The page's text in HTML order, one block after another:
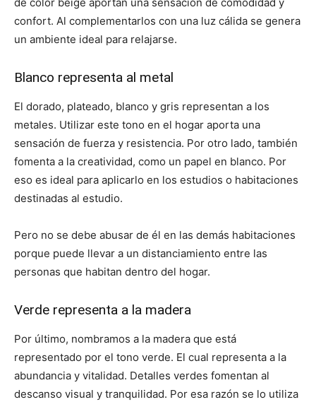
de color beige aportan una sensación de comodidad y
confort. Al complementarlos con una luz cálida se genera
un ambiente ideal para relajarse.
Blanco representa al metal
El dorado, plateado, blanco y gris representan a los
metales. Utilizar este tono en el hogar aporta una
sensación de fuerza y resistencia. Por otro lado, también
fomenta a la creatividad, como un papel en blanco. Por
eso es ideal para aplicarlo en los estudios o habitaciones
destinadas al estudio.
Pero no se debe abusar de él en las demás habitaciones
porque puede llevar a un distanciamiento entre las
personas que habitan dentro del hogar.
Verde representa a la madera
Por último, nombramos a la madera que está
representado por el tono verde. El cual representa a la
abundancia y vitalidad. Detalles verdes fomentan al
descanso visual y tranquilidad. Por esa razón se lo utiliza